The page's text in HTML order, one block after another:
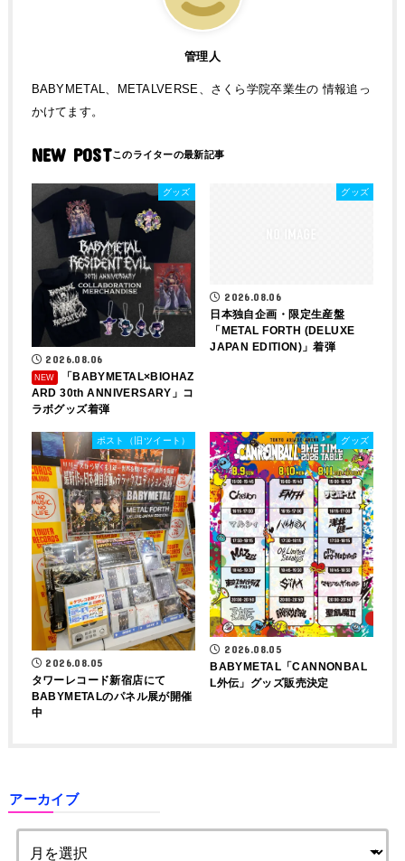
管理人
BABYMETAL、METALVERSE、さくら学院卒業生の 情報追っ
かけてます。
NEW POST
グッズ
2026.08.06
「BABYMETAL×BIOHAZ
ARD 30th ANNIVERSARY」コ
ラボグッズ着弾
グッズ
2026.08.06
日本独自企画・限定生産盤
「METAL FORTH (DELUXE
JAPAN EDITION)」着弾
ポスト（旧ツイート）
2026.08.05
タワーレコード新宿店にて
BABYMETALのパネル展が開催
中
グッズ
2026.08.05
BABYMETAL「CANNONBAL
L外伝」グッズ販売決定
アーカイブ